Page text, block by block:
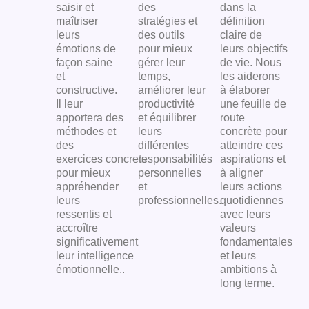
saisir et
maîtriser
leurs
émotionsde
façon saine
et
constructive.
Il leur
apportera des
méthodes et
des
exercicesconcrets
pour mieux
appréhender
leurs
ressentis et
accroître
significativement
leur intelligence
émotionnelle..
des
stratégies et
des outils
pour mieux
gérer leur
temps,
améliorer leur
productivité
et équilibrer
leurs
différentes
responsabilités
personnelles
et
professionnelles.
dans la
définition
claire de
leurs objectifs
de vie. Nous
les aiderons
à élaborer
une feuille de
route
concrète pour
atteindre ces
aspirations et
à aligner
leurs actions
quotidiennes
avec leurs
valeurs
fondamentales
et leurs
ambitions à
long terme.